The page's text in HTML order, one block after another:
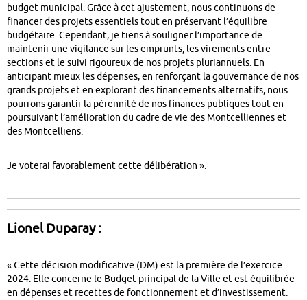
budget municipal. Grâce à cet ajustement, nous continuons de
financer des projets essentiels tout en préservant l’équilibre
budgétaire. Cependant, je tiens à souligner l’importance de
maintenir une vigilance sur les emprunts, les virements entre
sections et le suivi rigoureux de nos projets pluriannuels. En
anticipant mieux les dépenses, en renforçant la gouvernance de nos
grands projets et en explorant des financements alternatifs, nous
pourrons garantir la pérennité de nos finances publiques tout en
poursuivant l’amélioration du cadre de vie des Montcelliennes et
des Montcelliens.
Je voterai favorablement cette délibération ».
Lionel Duparay :
« Cette décision modificative (DM) est la première de l’exercice
2024. Elle concerne le Budget principal de la Ville et est équilibrée
en dépenses et recettes de fonctionnement et d’investissement.